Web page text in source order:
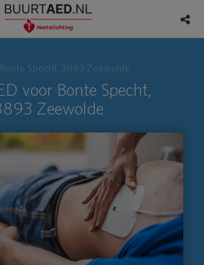
Specht, 3893 Zeewolde
voor Bonte Specht,
Zeewolde